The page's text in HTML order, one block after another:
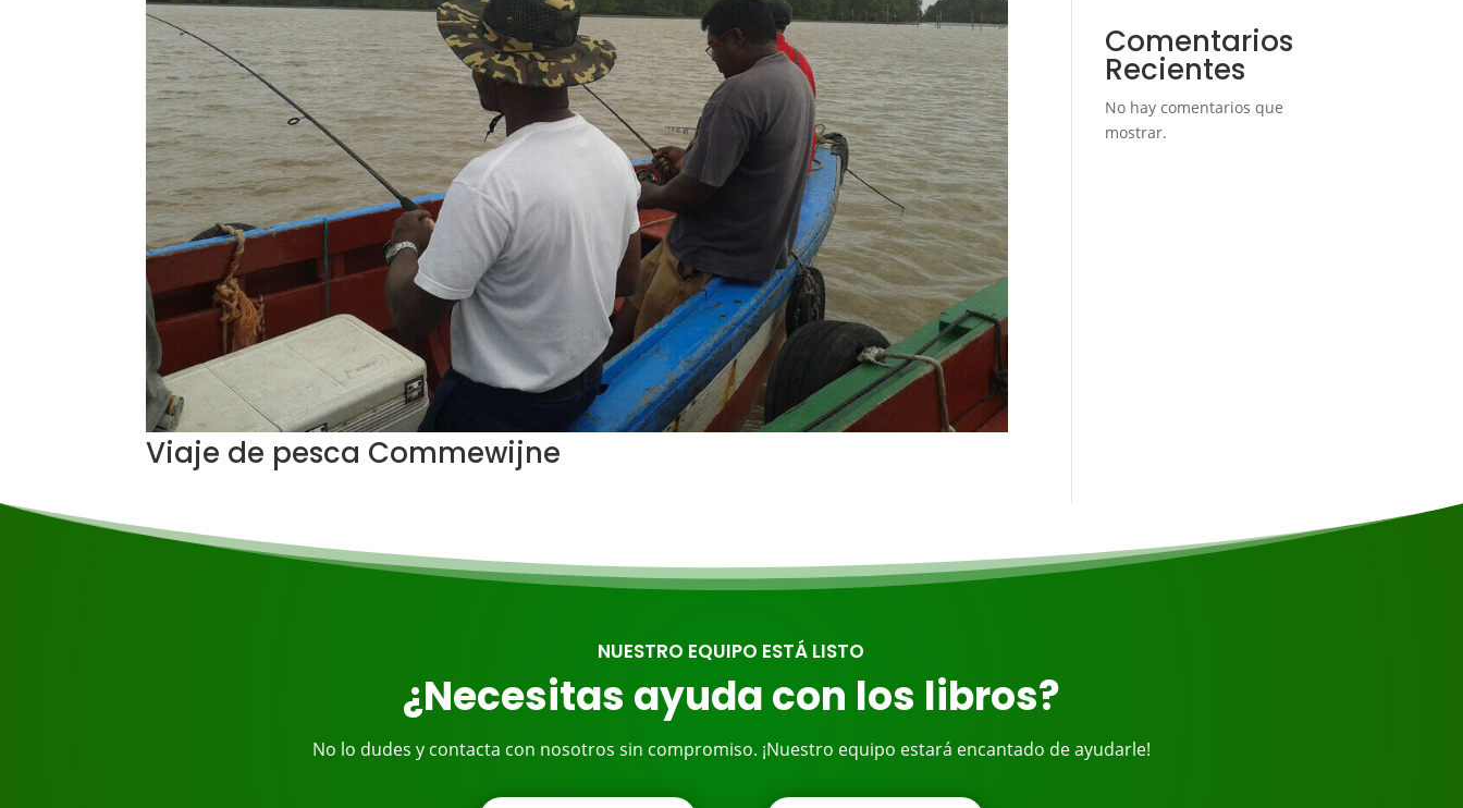
Viaje de pesca Commewijne
Comentarios
Recientes
No hay comentarios que
mostrar.
NUESTRO EQUIPO ESTÁ LISTO
¿Necesitas ayuda con los libros?
No lo dudes y contacta con nosotros sin compromiso. ¡Nuestro equipo estará encantado de ayudarle!